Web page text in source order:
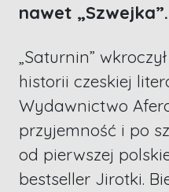
nawet „Szwejka”.
„Saturnin”
historii czeskiej
Wydawnictwo
przyjemność i po
od pierwszej
bestseller Jirotki.